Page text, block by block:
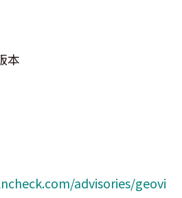
本
advisories/geovi